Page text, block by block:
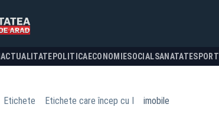
ACTUALITATE POLITICA ECONOMIESOCIALSANATATESPORT
Etichete Etichete care încep cu I imobile